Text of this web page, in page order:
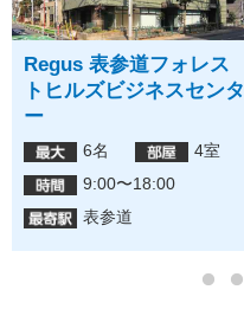
Regus 表参道フォレス
トヒルズビジネスセンタ
ー
6名
4室
9:00〜18:00
表参道